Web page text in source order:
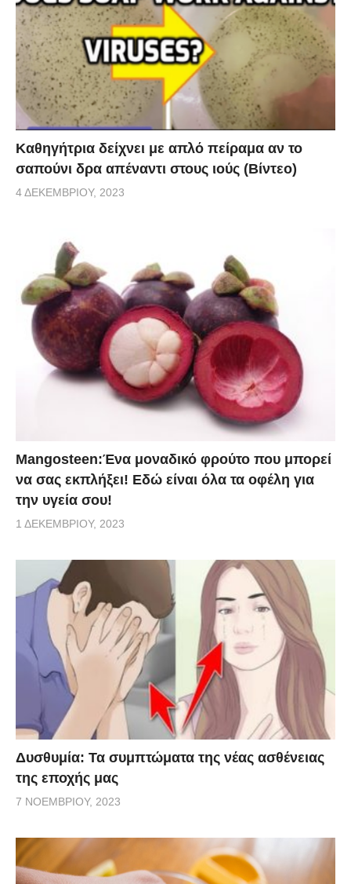
Καθηγήτρια δείχνει με απλό πείραμα αν το
σαπούνι δρα απέναντι στους ιούς (Βίντεο)
4 ΔΕΚΕΜΒΡΊΟΥ, 2023
Mangosteen:Ένα μοναδικό φρούτο που μπορεί
να σας εκπλήξει! Εδώ είναι όλα τα οφέλη για
την υγεία σου!
1 ΔΕΚΕΜΒΡΊΟΥ, 2023
Δυσθυμία: Τα συμπτώματα της νέας ασθένειας
της εποχής μας
7 ΝΟΕΜΒΡΊΟΥ, 2023